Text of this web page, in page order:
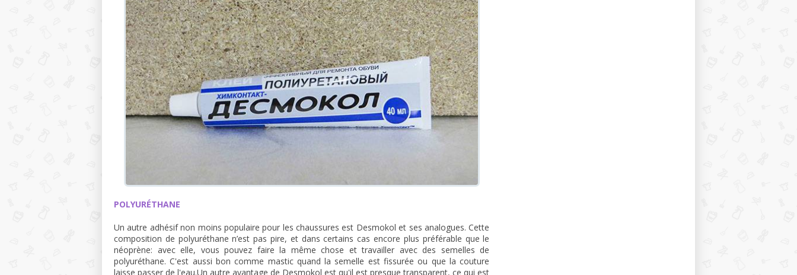
POLYURÉTHANE
Un autre adhésif non moins populaire pour les chaussures est Desmokol et ses analogues. Cette
composition de polyuréthane n’est pas pire, et dans certains cas encore plus préférable que le
néoprène: avec elle, vous pouvez faire la même chose et travailler avec des semelles de
polyuréthane. C'est aussi bon comme mastic quand la semelle est fissurée ou que la couture
laisse passer de l'eau.Un autre avantage de Desmokol est qu'il est presque transparent, ce qui est